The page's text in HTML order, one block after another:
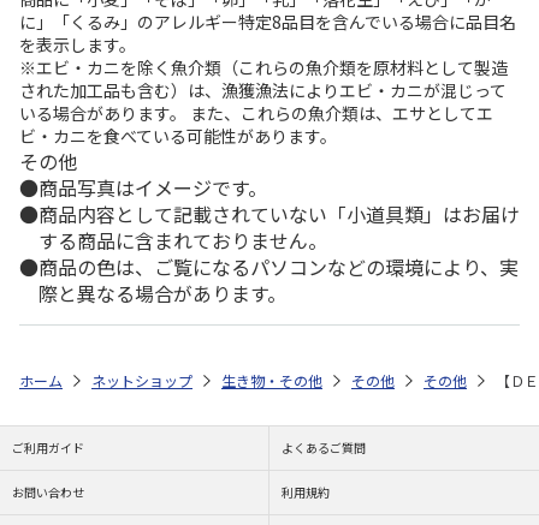
に」「くるみ」のアレルギー特定8品目を含んでいる場合に品目名
を表示します。
※エビ・カニを除く魚介類（これらの魚介類を原材料として製造
された加工品も含む）は、漁獲漁法によりエビ・カニが混じって
いる場合があります。 また、これらの魚介類は、エサとしてエ
ビ・カニを食べている可能性があります。
その他
商品写真はイメージです。
商品内容として記載されていない「小道具類」はお届け
する商品に含まれておりません。
商品の色は、ご覧になるパソコンなどの環境により、実
際と異なる場合があります。
ホーム ネットショップ 生き物・その他 その他 その他 【Ｄ
ご利用ガイド よくあるご質問
お問い合わせ 利用規約